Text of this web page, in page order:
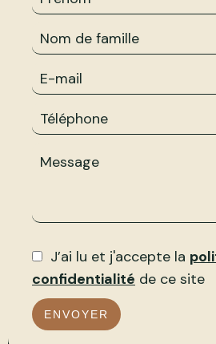
J’ai lu et j'accepte la
confidentialité de ce site
ENVOYER